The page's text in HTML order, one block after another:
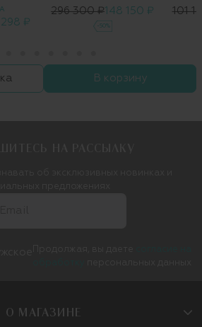
₽
296 300 ₽148 150 ₽
-50%
101
В корзину
О МАГАЗИНЕ